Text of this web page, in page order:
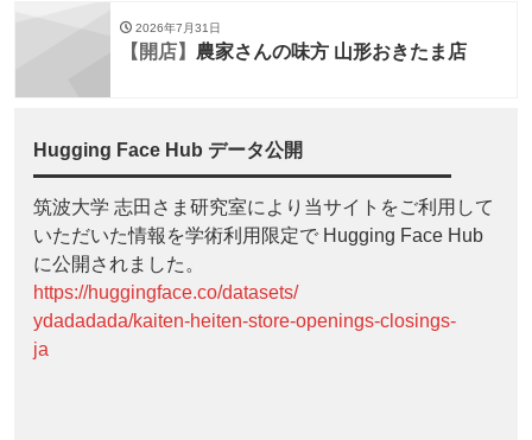
2026年7月31日
【開店】 農家さんの味方 山形おきたま店
Hugging Face Hub データ公開
筑波大学 志田さま研究室により当サイトをご利用して
いただいた情報を学術利用限定で Hugging Face Hub
に公開されました。
https://huggingface.co/datasets/
ydadadada/kaiten-heiten-store-openings-closings-
ja